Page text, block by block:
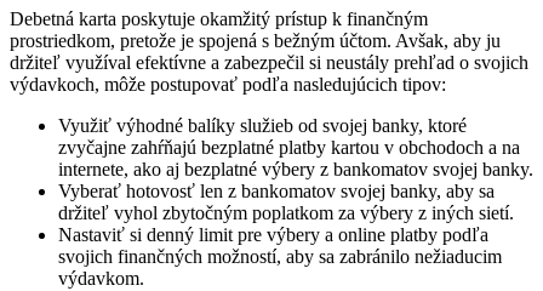
Debetná karta poskytuje okamžitý prístup k finančným
prostriedkom, pretože je spojená s bežným účtom. Avšak, aby ju
držiteľ využíval efektívne a zabezpečil si neustály prehľad o svojich
výdavkoch, môže postupovať podľa nasledujúcich tipov:
Využiť výhodné balíky služieb od svojej banky, ktoré
zvyčajne zahŕňajú bezplatné platby kartou v obchodoch a na
internete, ako aj bezplatné výbery z bankomatov svojej banky.
Vyberať hotovosť len z bankomatov svojej banky, aby sa
držiteľ vyhol zbytočným poplatkom za výbery z iných sietí.
Nastaviť si denný limit pre výbery a online platby podľa
svojich finančných možností, aby sa zabránilo nežiaducim
výdavkom.